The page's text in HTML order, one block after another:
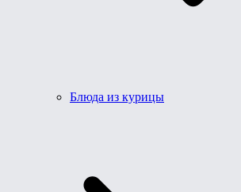
Блюда из курицы